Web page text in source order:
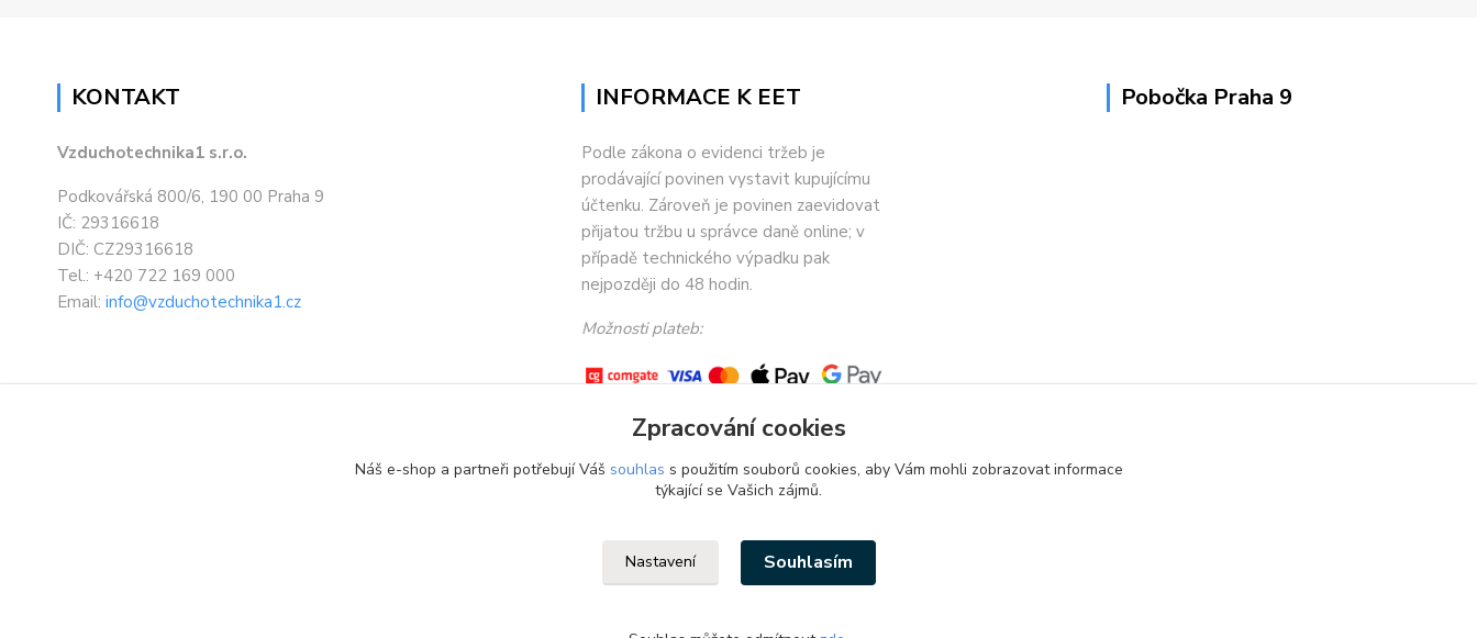
KONTAKT
Vzduchotechnika1 s.r.o.
Podkovářská 800/6, 190 00 Praha 9
IČ: 29316618
DIČ: CZ29316618
Tel.: +420 722 169 000
Email: info@vzduchotechnika1.cz
INFORMACE K EET
Podle zákona o evidenci tržeb je
prodávající povinen vystavit kupujícímu
účtenku. Zároveň je povinen zaevidovat
přijatou tržbu u správce daně online; v
případě technického výpadku pak
nejpozději do 48 hodin.
Možnosti plateb:
Pobočka Praha 9
Zpracování cookies
Náš e-shop a partneři potřebují Váš souhlas s použitím souborů cookies, aby Vám mohli zobrazovat informace
týkající se Vašich zájmů.
Nastavení Souhlasím